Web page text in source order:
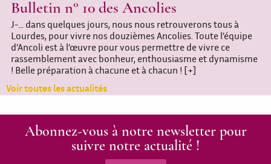
Bulletin n° 10 des Ancolies
J-... dans quelques jours, nous nous retrouverons tous à
Lourdes, pour vivre nos douzièmes Ancolies. Toute l’équipe
d’Ancoli est à l’œuvre pour vous permettre de vivre ce
rassemblement avec bonheur, enthousiasme et dynamisme
! Belle préparation à chacune et à chacun ! [+]
Voir toutes les actualités
Abonnez-vous à notre newsletter pour
suivre notre actualité !